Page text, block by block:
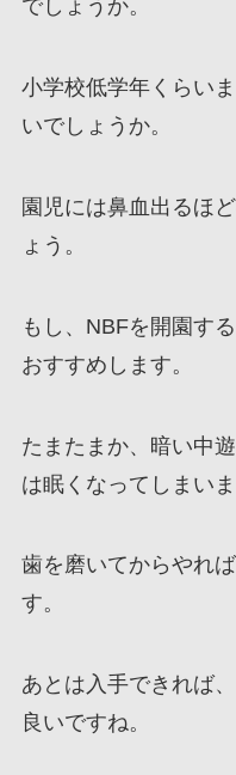
でしょうか。
小学校低学年くらい
いでしょうか。
園児には鼻血出るほ
ょう。
もし、NBFを開園す
おすすめします。
たまたまか、暗い中
は眠くなってしまいま
歯を磨いてからやれ
す。
あとは入手できれば
良いですね。